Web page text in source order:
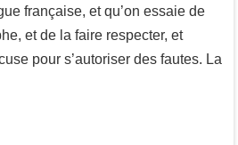
française, et qu’on essaie de
et de la faire respecter, et
pour s’autoriser des fautes. La